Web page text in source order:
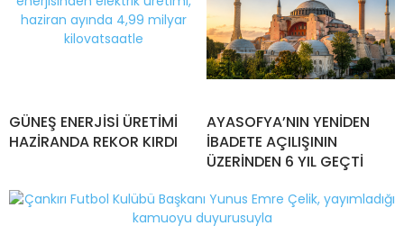
GÜNEŞ ENERJİSİ ÜRETİMİ
HAZİRANDA REKOR KIRDI
AYASOFYA’NIN YENİDEN
İBADETE AÇILIŞININ
ÜZERİNDEN 6 YIL GEÇTİ